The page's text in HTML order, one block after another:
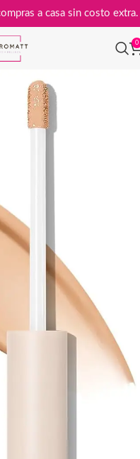
compras a casa sin costo
0